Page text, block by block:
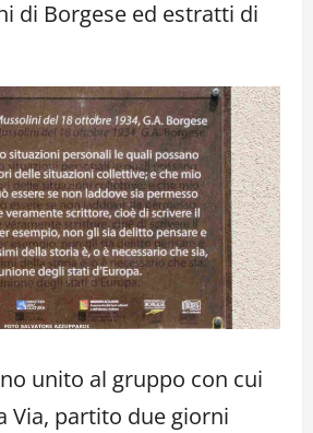
di Borgese ed estratti di
unito al gruppo con cui
Via, partito due giorni